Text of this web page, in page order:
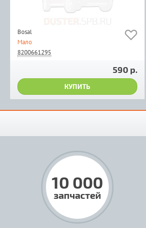
Bosal
Мало
8200661295
590 р.
КУПИТЬ
10 000
запчастей